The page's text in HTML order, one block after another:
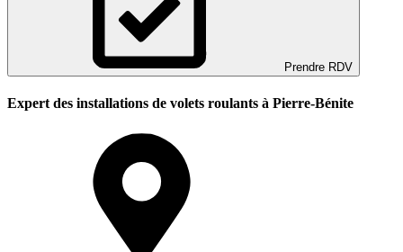
Prendre RDV
Expert des installations de volets roulants à Pierre-Bénite